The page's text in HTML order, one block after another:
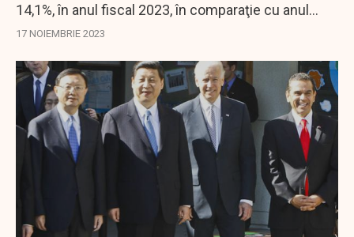
14,1%, în anul fiscal 2023, în comparaţie cu anul
precedent, ajungând la o cifră de afaceri de peste
17 NOIEMBRIE 2023